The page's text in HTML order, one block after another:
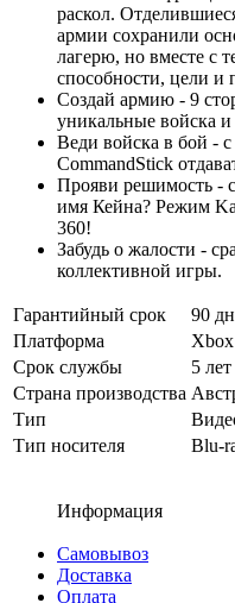
раскол.
армии сохранили
лагерю, но вместе с
способности, цели и
Создай армию - 9
уникальные войска
Веди войска в бой -
CommandStick
Прояви решимость -
имя Кейна? Режим
360!
Забудь о жалости -
коллективной игры.
Гарантийный срок
90
Платформа
Срок службы
5 лет
Страна производства
Тип
Тип носителя
Blu-
Информация
Самовывоз
Доставка
Оплата